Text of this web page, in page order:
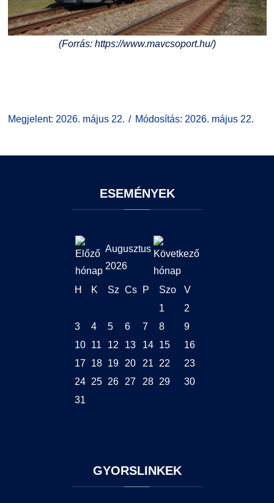
(Forrás: https://www.mavcsoport.hu/)
Megjelent: 2026. május 22. Módosítás: 2026. május 22.
ESEMÉNYEK
Augusztus
2026
H K Sz Cs P Szo
V
1
2
3
4 5 6 7 8
9
10
11 12 13 14 15
16
17
18 19 20 21 22
23
24
25 26 27 28 29
30
31
GYORSLINKEK